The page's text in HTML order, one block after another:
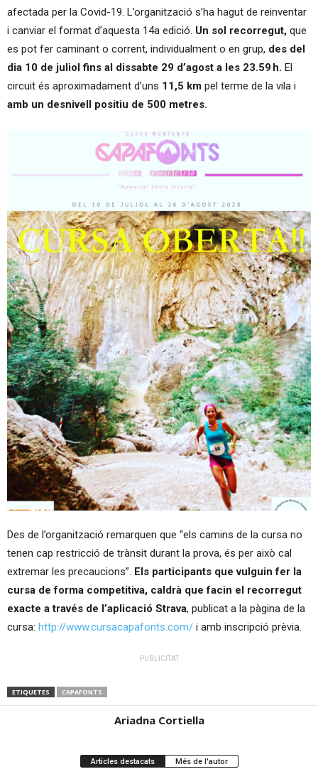
afectada per la Covid-19. L’organització s’ha hagut de reinventar
i canviar el format d’aquesta 14a edició. Un sol recorregut, que
es pot fer caminant o corrent, individualment o en grup, des del
dia 10 de juliol fins al dissabte 29 d’agost a les 23.59 h. El
circuit és aproximadament d’uns 11,5 km pel terme de la vila i
amb un desnivell positiu de 500 metres.
Des de l’organització remarquen que “els camins de la cursa no
tenen cap restricció de trànsit durant la prova, és per això cal
extremar les precaucions”. Els participants que vulguin fer la
cursa de forma competitiva, caldrà que facin el recorregut
exacte a través de l’aplicació Strava, publicat a la pàgina de la
cursa: http://www.cursacapafonts.com/ i amb inscripció prèvia.
PUBLICITAT
ETIQUETES CAPAFONTS
Ariadna Cortiella
Articles destacats Més de l'autor